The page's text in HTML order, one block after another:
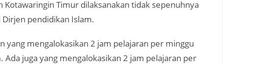
Timur dilaksanakan tidak sepenuhnya
pendidikan Islam.
yang mengalokasikan 2 jam pelajaran per minggu
juga yang mengalokasikan 2 jam pelajaran per